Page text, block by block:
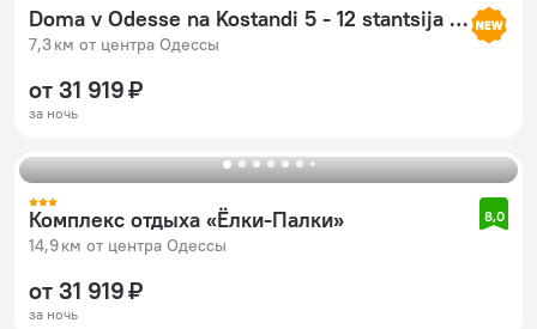
Doma v Odesse na Kostandi 5 - 12 stantsija Bol'shogo Fontana (rjadom more)
7,3 км от центра Одессы
от 31 919 ₽
за ночь
Комплекс отдыха «Ёлки-Палки»
14,9 км от центра Одессы
8,0
от 31 919 ₽
за ночь